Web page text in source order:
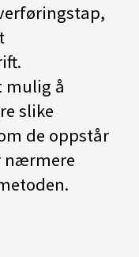
mulig å
slike
de oppstår
nærmere